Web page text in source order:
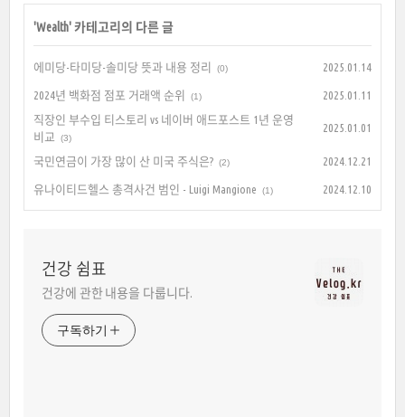
'Wealth' 카테고리의 다른 글
에미당-타미당-솔미당 뜻과 내용 정리 (0) 2025.01.14
2024년 백화점 점포 거래액 순위 (1)
2025.01.11
직장인 부수입 티스토리 vs 네이버 애드포스트 1년 운영
비교
(3)
2025.01.01
국민연금이 가장 많이 산 미국 주식은? (2) 2024.12.21
유나이티드헬스 총격사건 범인 - Luigi Mangione (1) 2024.12.10
건강 쉼표
건강에 관한 내용을 다룹니다.
구독하기